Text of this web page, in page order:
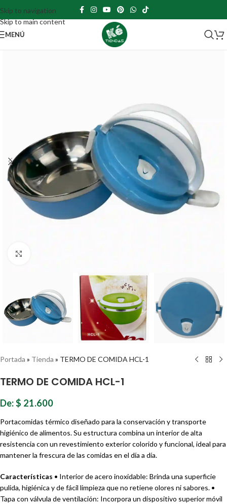
Skip to navigation
Skip to main content
MENÚ
Portada » Tienda » TERMO DE COMIDA HCL-1
TERMO DE COMIDA HCL-1
De:$ 21.600
Portacomidas térmico diseñado para la conservación y transporte
higiénico de alimentos. Su estructura combina un interior de alta
resistencia con un revestimiento exterior colorido y funcional, ideal para
mantener la frescura de las comidas en el día a día.
Características • Interior de acero inoxidable: Brinda una superficie
pulida, higiénica y de fácil limpieza que no retiene olores ni sabores. •
Tapa con válvula de ventilación: Incorpora un dispositivo superior móvil